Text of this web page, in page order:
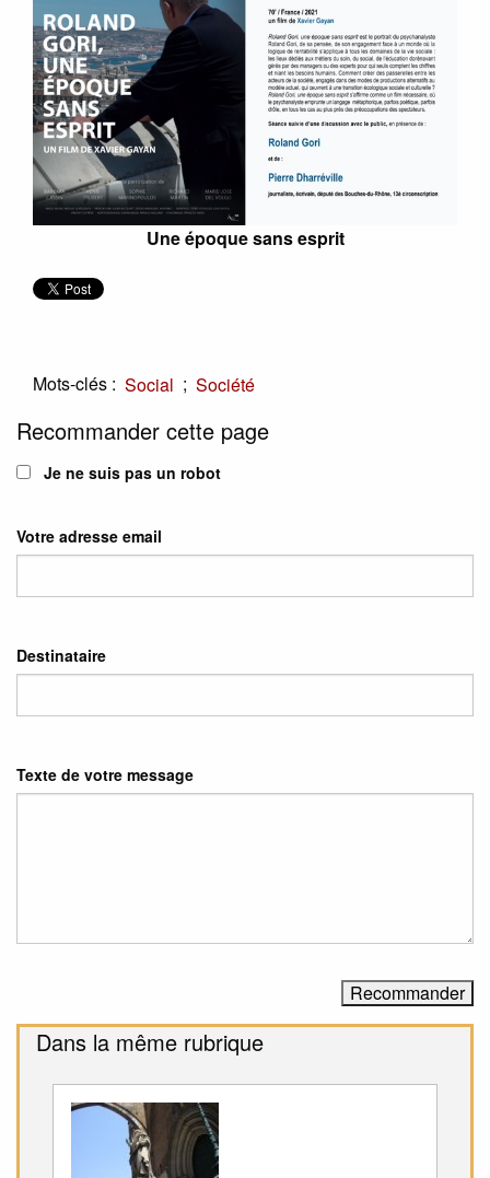
Une époque sans esprit
Mots-clés : Social ; Société
Recommander cette page
Je ne suis pas un robot
Votre adresse email
Destinataire
Texte de votre message
Dans la même rubrique